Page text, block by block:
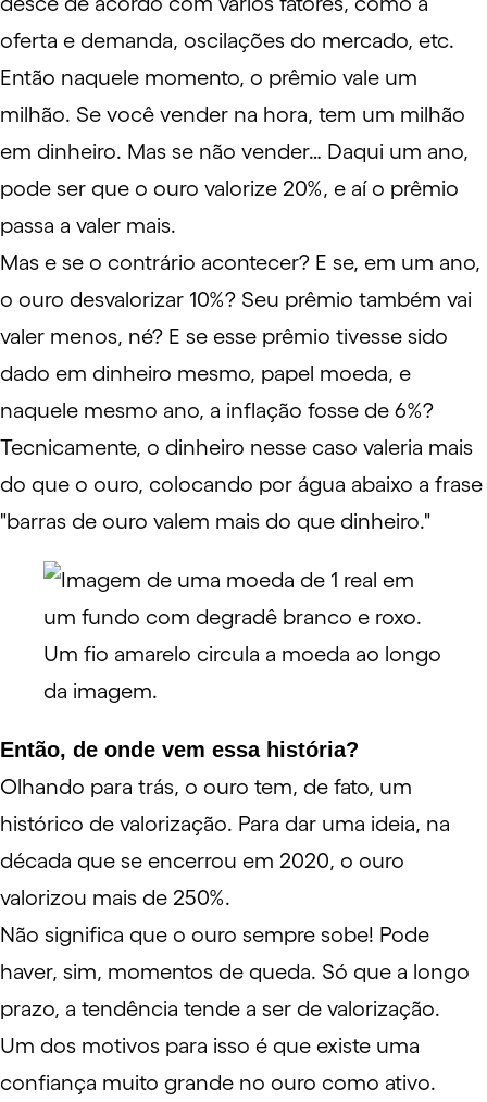
oferta e demanda, oscilações do mercado, etc.
Então naquele momento, o prêmio vale um
milhão. Se você vender na hora, tem um milhão
em dinheiro. Mas se não vender… Daqui um ano,
pode ser que o ouro valorize 20%, e aí o prêmio
passa a valer mais.
Mas e se o contrário acontecer? E se, em um ano,
o ouro desvalorizar 10%? Seu prêmio também vai
valer menos, né? E se esse prêmio tivesse sido
dado em dinheiro mesmo, papel moeda, e
naquele mesmo ano, a inflação fosse de 6%?
Tecnicamente, o dinheiro nesse caso valeria mais
do que o ouro, colocando por água abaixo a frase
"barras de ouro valem mais do que dinheiro."
Então, de onde vem essa história?
Olhando para trás, o ouro tem, de fato, um
histórico de valorização. Para dar uma ideia, na
década que se encerrou em 2020, o ouro
valorizou mais de 250%.
Não significa que o ouro sempre sobe! Pode
haver, sim, momentos de queda. Só que a longo
prazo, a tendência tende a ser de valorização.
Um dos motivos para isso é que existe uma
confiança muito grande no ouro como ativo.